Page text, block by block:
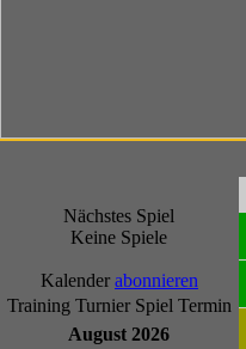
Nächstes Spiel
Keine Spiele
Kalender abonnieren
Training Turnier Spiel Termin
August 2026